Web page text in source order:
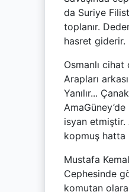
da Suriye
toplanır.
hasret giderir.
Osmanlı cihat
Arapları
Yanılır...
isyan etmiştir.
kopmuş hatta
Mustafa
Cephesinde
komutan